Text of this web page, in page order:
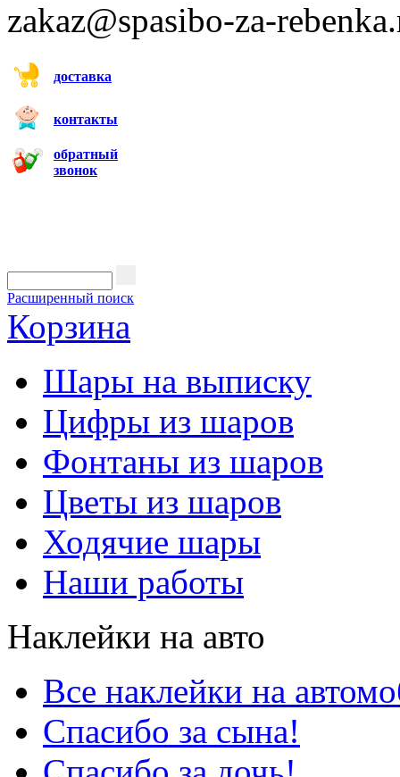
zakaz@spasibo-za-
доставка
контакты
обратный
звонок
Расширенный поиск
Корзина
Шары на выписку
Цифры из шаров
Фонтаны из шаров
Цветы из шаров
Ходячие шары
Наши работы
Наклейки на авто
Все наклейки на
Спасибо за сына!